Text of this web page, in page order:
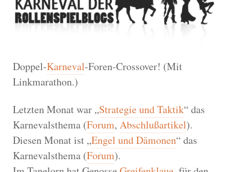
Doppel-Karneval-Foren-Crossover! (Mit
Linkmarathon.)
Letzten Monat war „Strategie und Taktik“ das
Karnevalsthema (Forum, Abschlußartikel).
Diesen Monat ist „Engel und Dämonen“ das
Karnevalsthema (Forum).